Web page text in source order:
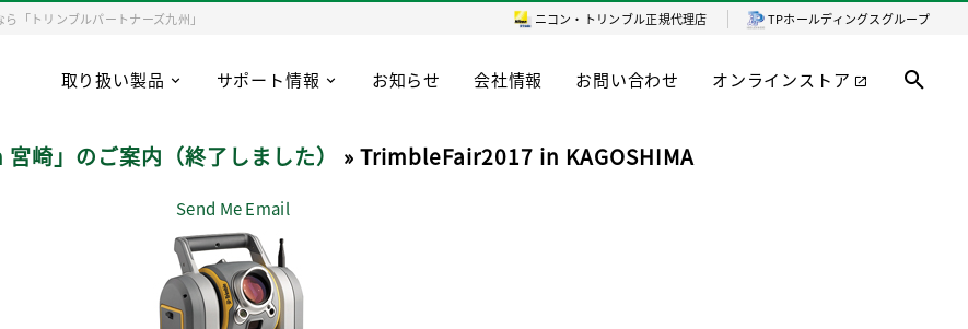
「トリンブルパートナーズ九州」 ニコン・トリンブル正規代理店 TPホールディングスグループ
取り扱い製品 サポート情報 お知らせ 会社情報 お問い合わせ オンラインストア
崎」のご案内（終了しました） » TrimbleFair2017 in KAGOSHIMA
Send Me Email